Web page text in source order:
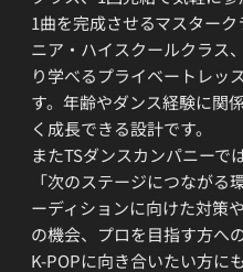
1曲を完成させるマスター
ニア・ハイスクールクラス
り学べるプライベートレッ
す。年齢やダンス経験に関
く成長できる設計です。
またTSダンスカンパニーで
「次のステージにつながる
ーディションに向けた対策
の機会、プロを目指す方へ
K-POPに向き合いたい方に